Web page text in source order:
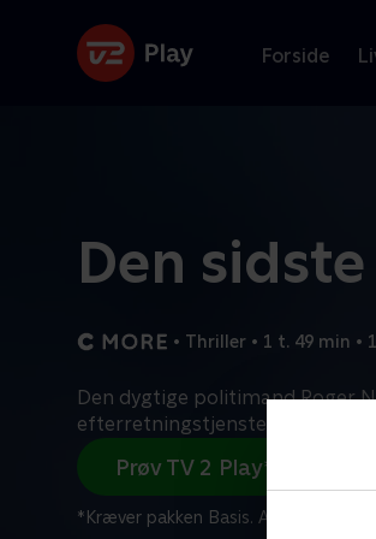
Forside
Den
• Thriller • 1 t. 49 min •
Den dygtige politimand Roger
efterretningstjensten. Her
Prøv TV 2 Play*
*Kræver pakken Basis. Administrer